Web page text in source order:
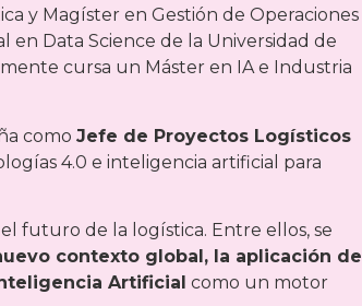
y Magíster en Gestión de Operaciones
en Data Science de la Universidad de
cursa un Máster en IA e Industria
como Jefe de Proyectos Logísticos
4.0 e inteligencia artificial para
futuro de la logística. Entre ellos, se
contexto global, la aplicación de
Artificial como un motor